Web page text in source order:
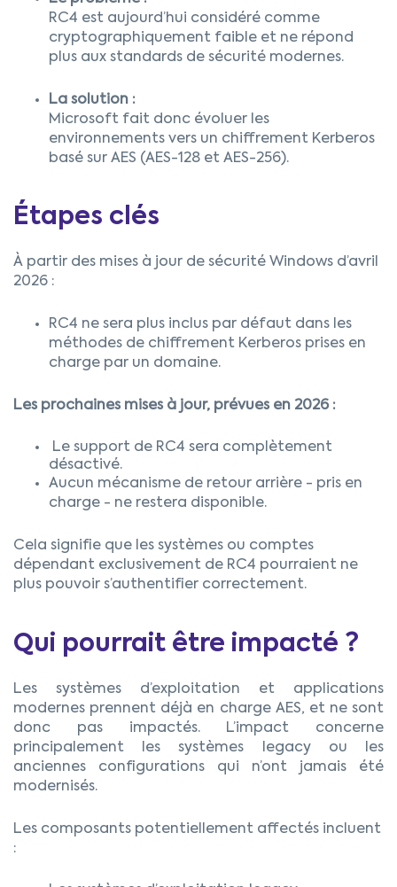
RC4 est aujourd’hui considéré comme
cryptographiquement faible et ne répond
plus aux standards de sécurité modernes.
La solution :
Microsoft fait donc évoluer les
environnements vers un chiffrement Kerberos
basé sur AES (AES-128 et AES-256).
Étapes clés
À partir des mises à jour de sécurité Windows d’avril
2026 :
RC4 ne sera plus inclus par défaut dans les
méthodes de chiffrement Kerberos prises en
charge par un domaine.
Les prochaines mises à jour, prévues en 2026 :
Le support de RC4 sera complètement
désactivé.
Aucun mécanisme de retour arrière - pris en
charge - ne restera disponible.
Cela signifie que les systèmes ou comptes
dépendant exclusivement de RC4 pourraient ne
plus pouvoir s’authentifier correctement.
Qui pourrait être impacté ?
Les systèmes d’exploitation et applications
modernes prennent déjà en charge AES, et ne sont
donc pas impactés. L’impact concerne
principalement les systèmes legacy ou les
anciennes configurations qui n’ont jamais été
modernisés.
Les composants potentiellement affectés incluent
: